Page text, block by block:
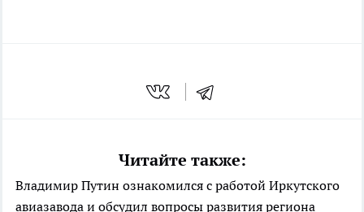
Читайте также:
Владимир Путин ознакомился с работой Иркутского
авиазавода и обсудил вопросы развития региона